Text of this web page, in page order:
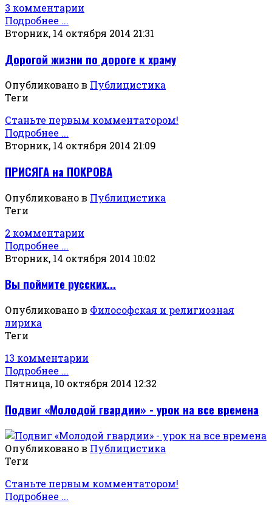
3 комментарии
Подробнее ...
Вторник, 14 октября 2014 21:31
Дорогой жизни по дороге к храму
Опубликовано в Публицистика
Теги
Станьте первым комментатором!
Подробнее ...
Вторник, 14 октября 2014 21:09
ПРИСЯГА на ПОКРОВА
Опубликовано в Публицистика
Теги
2 комментарии
Подробнее ...
Вторник, 14 октября 2014 10:02
Вы поймите русских...
Опубликовано в Философская и религиозная
лирика
Теги
13 комментарии
Подробнее ...
Пятница, 10 октября 2014 12:32
Подвиг «Молодой гвардии» - урок на все времена
Опубликовано в Публицистика
Теги
Станьте первым комментатором!
Подробнее ...